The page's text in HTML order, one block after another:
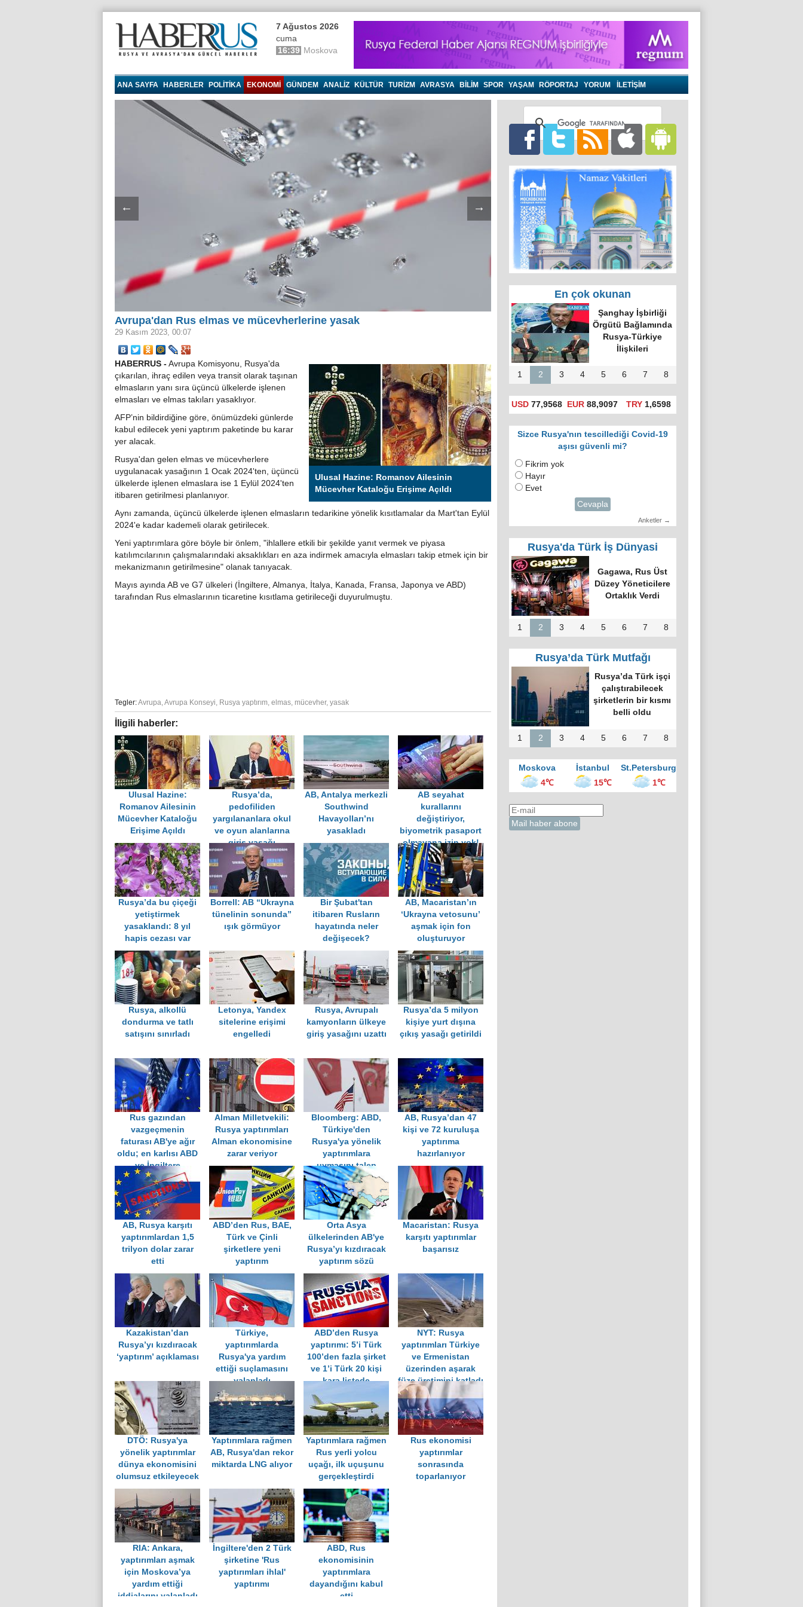
7 Ağustos 2026
cuma
16:39 Moskova
ANA SAYFA HABERLER POLITIKA EKONOMI GÜNDEM ANALIZ KÜLTÜR TURIZM AVRASYA BILIM SPOR YAŞAM RÖPORTAJ YORUM İLETİŞİM
← →
Avrupa'dan Rus elmas ve mücevherlerine yasak
29 Kasım 2023, 00:07
Ulusal Hazine: Romanov Ailesinin
Mücevher Kataloğu Erişime Açıldı
HABERRUS - Avrupa Komisyonu, Rusya'da
çıkarılan, ihraç edilen veya transit olarak taşınan
elmasların yanı sıra üçüncü ülkelerde işlenen
elmasları ve elmas takıları yasaklıyor.
AFP’nin bildirdiğine göre, önümüzdeki günlerde
kabul edilecek yeni yaptırım paketinde bu karar
yer alacak.
Rusya'dan gelen elmas ve mücevherlere
uygulanacak yasağının 1 Ocak 2024'ten, üçüncü
ülkelerde işlenen elmaslara ise 1 Eylül 2024'ten
itibaren getirilmesi planlanıyor.
Aynı zamanda, üçüncü ülkelerde işlenen elmasların tedarikine yönelik kısıtlamalar da Mart'tan Eylül
2024'e kadar kademeli olarak getirilecek.
Yeni yaptırımlara göre böyle bir önlem, "ihlallere etkili bir şekilde yanıt vermek ve piyasa
katılımcılarının çalışmalarındaki aksaklıkları en aza indirmek amacıyla elmasları takip etmek için bir
mekanizmanın getirilmesine" olanak tanıyacak.
Mayıs ayında AB ve G7 ülkeleri (İngiltere, Almanya, İtalya, Kanada, Fransa, Japonya ve ABD)
tarafından Rus elmaslarının ticaretine kısıtlama getirileceği duyurulmuştu.
Tegler:Avrupa,Avrupa Konseyi, Rusya yaptırım, elmas, mücevher, yasak
İligili haberler:
Ulusal Hazine:
Romanov Ailesinin
Mücevher Kataloğu
Erişime Açıldı
Rusya’da,
pedofiliden
yargılananlara okul
ve oyun alanlarına
giriş yasağı
AB, Antalya merkezli
Southwind
Havayolları’nı
yasakladı
AB seyahat
kurallarını
değiştiriyor,
biyometrik pasaport
olmayana izin yok!
Rusya’da bu çiçeği
yetiştirmek
yasaklandı: 8 yıl
hapis cezası var
Borrell: AB “Ukrayna
tünelinin sonunda”
ışık görmüyor
Bir Şubat'tan
itibaren Rusların
hayatında neler
değişecek?
AB, Macaristan’ın
‘Ukrayna vetosunu’
aşmak için fon
oluşturuyor
Rusya, alkollü
dondurma ve tatlı
satışını sınırladı
Letonya, Yandex
sitelerine erişimi
engelledi
Rusya, Avrupalı
kamyonların ülkeye
giriş yasağını uzattı
Rusya’da 5 milyon
kişiye yurt dışına
çıkış yasağı getirildi
Rus gazından
vazgeçmenin
faturası AB'ye ağır
oldu; en karlısı ABD
ve İngiltere
Alman Milletvekili:
Rusya yaptırımları
Alman ekonomisine
zarar veriyor
Bloomberg: ABD,
Türkiye'den
Rusya'ya yönelik
yaptırımlara
uymasını talep
edecek
AB, Rusya’dan 47
kişi ve 72 kuruluşa
yaptırıma
hazırlanıyor
AB, Rusya karşıtı
yaptırımlardan 1,5
trilyon dolar zarar
etti
ABD’den Rus, BAE,
Türk ve Çinli
şirketlere yeni
yaptırım
Orta Asya
ülkelerinden AB'ye
Rusya’yı kızdıracak
yaptırım sözü
Macaristan: Rusya
karşıtı yaptırımlar
başarısız
Kazakistan’dan
Rusya’yı kızdıracak
‘yaptırım’ açıklaması
Türkiye,
yaptırımlarda
Rusya'ya yardım
ettiği suçlamasını
yalanladı
ABD’den Rusya
yaptırımı: 5’i Türk
100’den fazla şirket
ve 1’i Türk 20 kişi
kara listede
NYT: Rusya
yaptırımları Türkiye
ve Ermenistan
üzerinden aşarak
füze üretimini katladı
DTÖ: Rusya'ya
yönelik yaptırımlar
dünya ekonomisini
olumsuz etkileyecek
Yaptırımlara rağmen
AB, Rusya'dan rekor
miktarda LNG alıyor
Yaptırımlara rağmen
Rus yerli yolcu
uçağı, ilk uçuşunu
gerçekleştirdi
Rus ekonomisi
yaptırımlar
sonrasında
toparlanıyor
RIA: Ankara,
yaptırımları aşmak
için Moskova’ya
yardım ettiği
iddialarını yalanladı
İngiltere'den 2 Türk
şirketine 'Rus
yaptırımları ihlal'
yaptırımı
ABD, Rus
ekonomisinin
yaptırımlara
dayandığını kabul
etti
En çok okunan
Rusya'da hatalı celp
için itiraz e-devlet
(gosuslugi)
üzerinden
yapılacak!
1 2 3 4 5 6 7 8
USD 77,9568 EUR 88,9097 TRY1,6598
Sizce Rusya'nın tescillediği Covid-19
aşısı güvenli mi?
Fikrim yok
Hayır
Evet
Cevapla
Anketler →
Rusya'da Türk İş Dünyasi
Türk Dünyasında
Tek Bilgi Alanı
Hedefi: Bişkek
Zirvesi ve Yeni
İnsiyatifler
1 2 3 4 5 6 7 8
Rusya’da Türk Mutfağı
Moskova’nın en
büyük kültür
merkezinde “Türk
Kahvesi Gecesi”
düzenlendi
1 2 3 4 5 6 7 8
Moskova İstanbul
St.Petersburg
4℃
15℃ 1℃